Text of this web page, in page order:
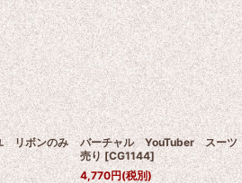
リボンのみ
バーチャル YouTuber スー
売り [CG1144]
4,770円(税別)